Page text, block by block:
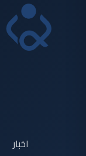
اخبار